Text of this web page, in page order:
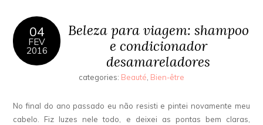
04
FEV
2016
Beleza para viagem: shampoo
e condicionador
desamareladores
categories: Beauté Bien-être
No final do ano passado eu não resisti e pintei novamente meu
cabelo. Fiz luzes nele todo, e deixei as pontas bem claras,